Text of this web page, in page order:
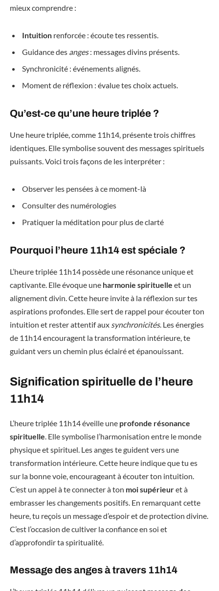
mieux comprendre :
Intuition renforcée : écoute tes ressentis.
Guidance des anges: messages divins présents.
Synchronicité : événements alignés.
Moment de réflexion : évalue tes choix actuels.
Qu’est-ce qu’une heure triplée ?
Une heure triplée, comme 11h14, présente trois chiffres
identiques. Elle symbolise souvent des messages spirituels
puissants. Voici trois façons de les interpréter :
Observer les pensées à ce moment-là
Consulter des numérologies
Pratiquer la méditation pour plus de clarté
Pourquoi l’heure 11h14 est spéciale ?
L’heure triplée 11h14 possède une résonance unique et
captivante. Elle évoque une harmonie spirituelle et un
alignement divin. Cette heure invite à la réflexion sur tes
aspirations profondes. Elle sert de rappel pour écouter ton
intuition et rester attentif aux synchronicités. Les énergies
de 11h14 encouragent la transformation intérieure, te
guidant vers un chemin plus éclairé et épanouissant.
Signification spirituelle de l’heure
11h14
L’heure triplée 11h14 éveille une profonde résonance
spirituelle. Elle symbolise l’harmonisation entre le monde
physique et spirituel. Les anges te guident vers une
transformation intérieure. Cette heure indique que tu es
sur la bonne voie, encourageant à écouter ton intuition.
C’est un appel à te connecter à ton moi supérieuret à
embrasser les changements positifs. En remarquant cette
heure, tu reçois un message d’espoir et de protection divine.
C’est l’occasion de cultiver la confiance en soi et
d’approfondir ta spiritualité.
Message des anges à travers 11h14